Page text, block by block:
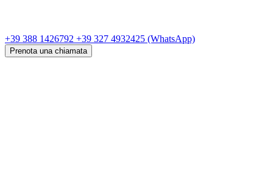
+39 388 1426792 +39 327 4932425 (WhatsApp)
Prenota una chiamata